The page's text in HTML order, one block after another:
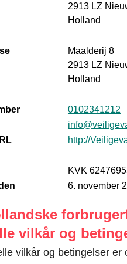
2913 LZ
Holland
Maalderij 8
2913 LZ
Holland
0102341212
http://
KVK
6. november
vilkår og
vilkår og betingelser